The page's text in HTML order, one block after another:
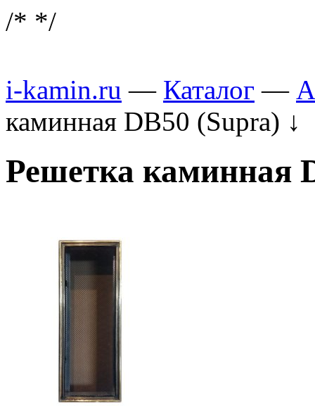
/* */
i-kamin.ru — Каталог —
каминная DB50 (Supra) ↓
Решетка каминная